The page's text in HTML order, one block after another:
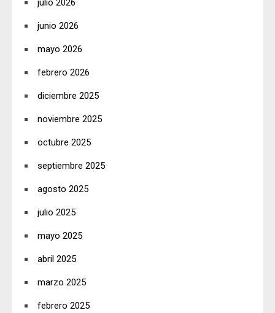
julio 2026
junio 2026
mayo 2026
febrero 2026
diciembre 2025
noviembre 2025
octubre 2025
septiembre 2025
agosto 2025
julio 2025
mayo 2025
abril 2025
marzo 2025
febrero 2025